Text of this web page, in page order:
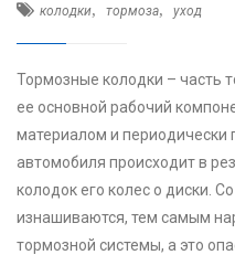
колодки, тормоза, уход
Тормозные колодки – часть
ее основной рабочий
материалом и
автомобиля происходит в
колодок его колес о диски.
изнашиваются, тем самым
тормозной системы, а это